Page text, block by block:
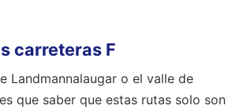
carreteras F
Landmannalaugar o el valle de
que saber que estas rutas solo son